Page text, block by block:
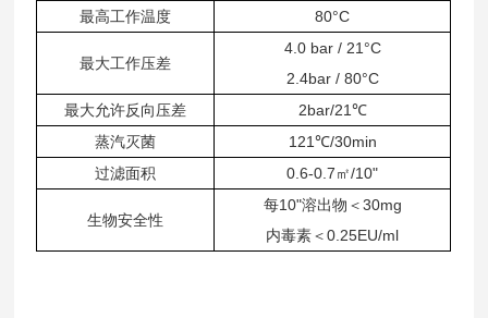
最高工作温度 80°C
最大工作压差
4.0 bar / 21°C
2.4bar / 80°C
最大允许反向压差
2bar/21℃
蒸汽灭菌
121℃/30min
过滤面积
0.6-0.7㎡/10"
生物安全性
每10"溶出物＜30mg
内毒素＜0.25EU/ml